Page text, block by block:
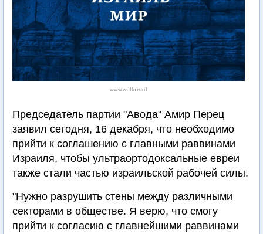
www.walla.co.il
Председатель партии "Авода" Амир Перец
заявил сегодня, 16 декабря, что необходимо
прийти к соглашению с главными раввинами
Израиля, чтобы ультраортодоксальные евреи
также стали частью израильской рабочей силы.
"Нужно разрушить стены между различными
секторами в обществе. Я верю, что смогу
прийти к согласию с главнейшими раввинами